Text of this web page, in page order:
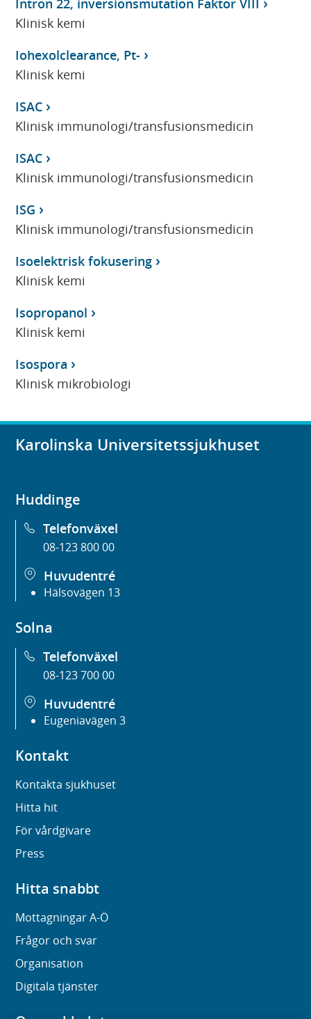
Intron 22, inversionsmutation Faktor VIII
Klinisk kemi
Iohexolclearance, Pt-
Klinisk kemi
ISAC
Klinisk immunologi/transfusionsmedicin
ISAC
Klinisk immunologi/transfusionsmedicin
ISG
Klinisk immunologi/transfusionsmedicin
Isoelektrisk fokusering
Klinisk kemi
Isopropanol
Klinisk kemi
Isospora
Klinisk mikrobiologi
Karolinska Universitetssjukhuset
Huddinge
Telefonväxel
08-123 800 00
Huvudentré
Hälsovägen 13
Solna
Telefonväxel
08-123 700 00
Huvudentré
Eugeniavägen 3
Kontakt
Kontakta sjukhuset
Hitta hit
För vårdgivare
Press
Hitta snabbt
Mottagningar A-Ö
Frågor och svar
Organisation
Digitala tjänster